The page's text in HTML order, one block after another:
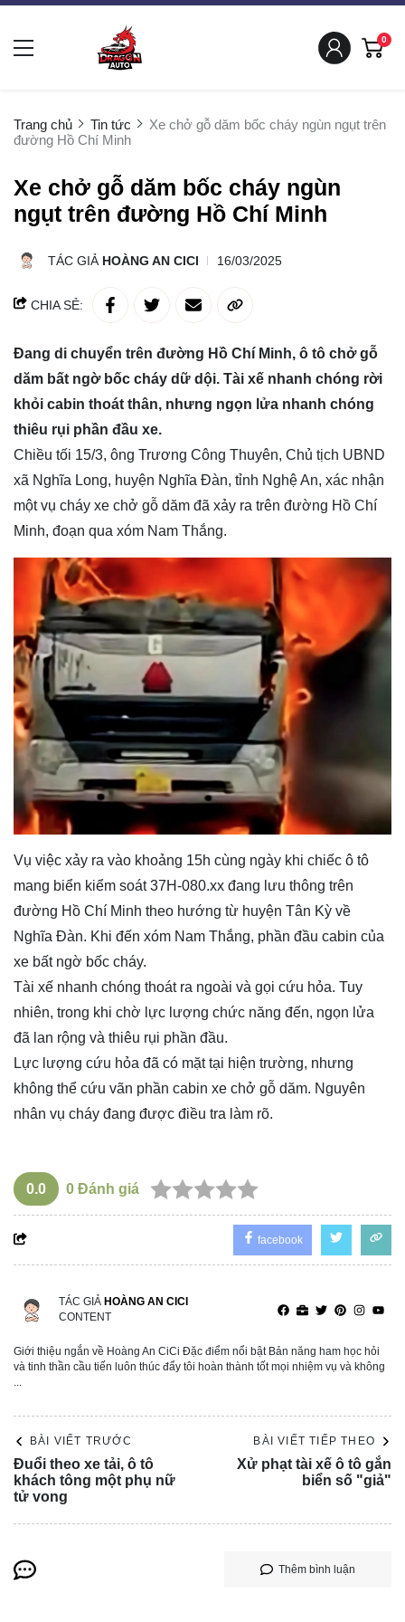
0
Trang chủ Tin tức
Xe chở gỗ dăm bốc cháy ngùn ngụt trên
đường Hồ Chí Minh
Xe chở gỗ dăm bốc cháy ngùn
ngụt trên đường Hồ Chí Minh
TÁC GIẢ HOÀNG AN CICI 16/03/2025
CHIA SẺ:
Đang di chuyển trên đường Hồ Chí Minh, ô tô chở gỗ
dăm bất ngờ bốc cháy dữ dội. Tài xế nhanh chóng rời
khỏi cabin thoát thân, nhưng ngọn lửa nhanh chóng
thiêu rụi phần đầu xe.
Chiều tối 15/3, ông Trương Công Thuyên, Chủ tịch UBND
xã Nghĩa Long, huyện Nghĩa Đàn, tỉnh Nghệ An, xác nhận
một vụ cháy xe chở gỗ dăm đã xảy ra trên đường Hồ Chí
Minh, đoạn qua xóm Nam Thắng.
Vụ việc xảy ra vào khoảng 15h cùng ngày khi chiếc ô tô
mang biển kiểm soát 37H-080.xx đang lưu thông trên
đường Hồ Chí Minh theo hướng từ huyện Tân Kỳ về
Nghĩa Đàn. Khi đến xóm Nam Thắng, phần đầu cabin của
xe bất ngờ bốc cháy.
Tài xế nhanh chóng thoát ra ngoài và gọi cứu hỏa. Tuy
nhiên, trong khi chờ lực lượng chức năng đến, ngọn lửa
đã lan rộng và thiêu rụi phần đầu.
Lực lượng cứu hỏa đã có mặt tại hiện trường, nhưng
không thể cứu vãn phần cabin xe chở gỗ dăm. Nguyên
nhân vụ cháy đang được điều tra làm rõ.
0.0 0 Đánh giá
facebook
TÁC GIẢ HOÀNG AN CICI
CONTENT
Giới thiệu ngắn về Hoàng An CiCi Đặc điểm nổi bật Bản năng ham học hỏi
và tinh thần cầu tiến luôn thúc đẩy tôi hoàn thành tốt mọi nhiệm vụ và không
...
BÀI VIẾT TRƯỚC
Đuổi theo xe tải, ô tô
khách tông một phụ nữ
tử vong
BÀI VIẾT TIẾP THEO
Xử phạt tài xế ô tô gắn
biển số "giả"
Thêm bình luận